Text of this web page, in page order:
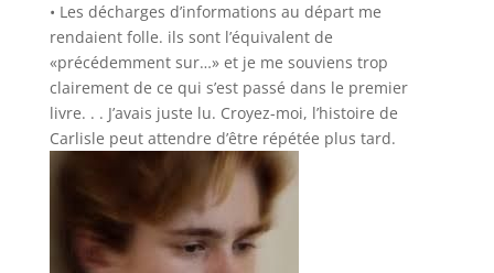
• Les décharges d’informations au départ me
rendaient folle. ils sont l’équivalent de
«précédemment sur…» et je me souviens trop
clairement de ce qui s’est passé dans le premier
livre. . . J’avais juste lu. Croyez-moi, l’histoire de
Carlisle peut attendre d’être répétée plus tard.